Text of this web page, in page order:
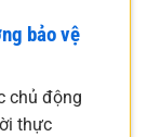
bảo vệ
chủ động
thực